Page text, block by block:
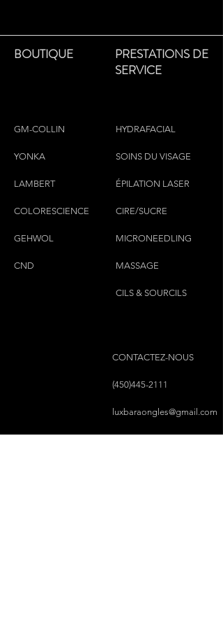
BOUTIQUE
PRESTATIONS DE
SERVICE
GM-COLLIN
YONKA
LAMBERT
COLORESCIENCE
GEHWOL
CND
HYDRAFACIAL
SOINS DU VISAGE
ÉPILATION LASER
CIRE/SUCRE
MICRONEEDLING
MASSAGE
CILS & SOURCILS
CONTACTEZ-NOUS
(450)445-2111
luxbaraongles@gmail.com